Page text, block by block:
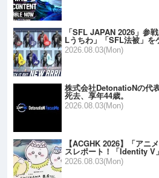
「SFL JAPAN 2026」参
Lうちわ」「SFL法被」
2026.08.03(Mon)
株式会社DetonatioNの代
死去、享年44歳。
2026.08.03(Mon)
【ACGHK 2026】「ア
スレポート！「Identity
2026.08.03(Mon)